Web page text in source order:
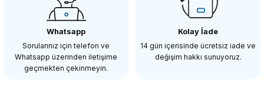
Comica CVM-WM200TX 96 Kanal 120m Yaka Vericisi Mikrofon
2.198,86 TL
Whatsapp
Sorularınız için telefon ve
Whatsapp üzerinden iletişime
geçmekten çekinmeyin.
Kolay İade
14 gün içerisinde ücretsiz iade ve
değişim hakkı sunuyoruz.